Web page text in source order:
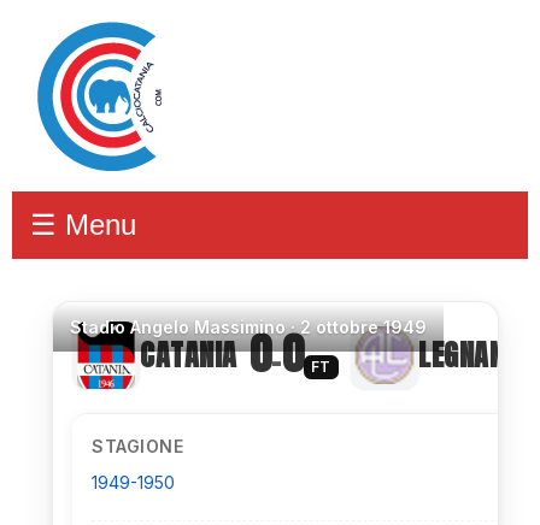
☰ Menu
StadioAngelo Massimino ·2 ottobre 1949
CATANIA 0–0 FT LEGNANO
STAGIONE
1949-1950